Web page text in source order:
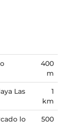
400
m
Las
1
km
lo
500